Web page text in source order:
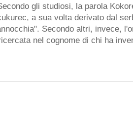
gli studiosi, la parola
a sua volta derivato dal
Secondo altri, invece,
nel cognome di chi ha